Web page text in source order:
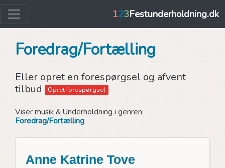
123Festunderholdning.dk
Foredrag/Fortælling
Eller opret en forespørgsel og afvent
tilbud
Opret forespørgsel
Viser musik & Underholdning i genren
Foredrag/Fortælling
Anne Katrine Tove